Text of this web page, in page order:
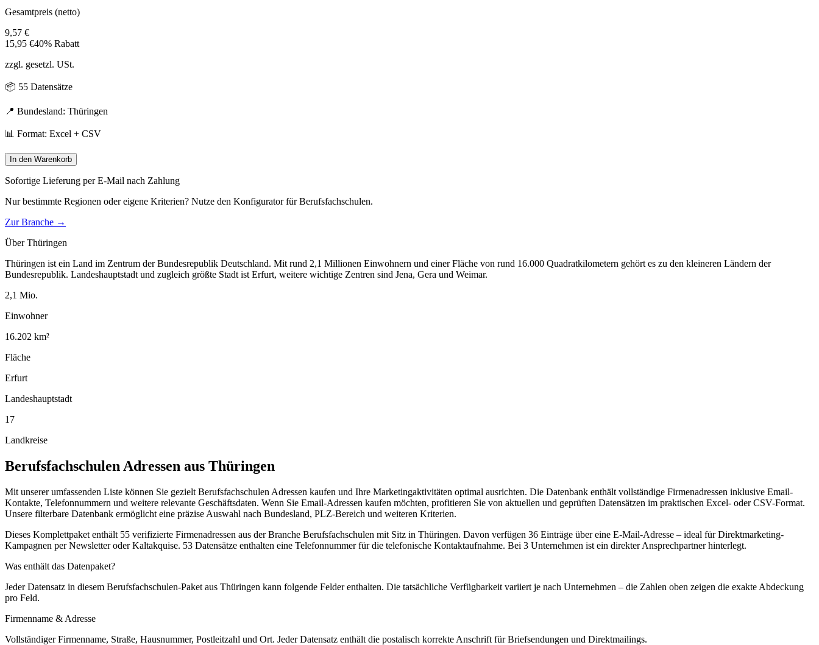
Gesamtpreis (netto)
9,57 €
15,95 €40% Rabatt
zzgl. gesetzl. USt.
📦 55 Datensätze
📍 Bundesland: Thüringen
📊 Format: Excel + CSV
In den Warenkorb
Sofortige Lieferung per E-Mail nach Zahlung
Nur bestimmte Regionen oder eigene Kriterien? Nutze den Konfigurator fürBerufsfachschulen.
Zur Branche →
ÜberThüringen
Thüringen ist ein Land im Zentrum der Bundesrepublik Deutschland. Mit rund 2,1 Millionen Einwohnern und einer Fläche von rund 16.000 Quadratkilometern gehört es zu den kleineren Ländern der
Bundesrepublik. Landeshauptstadt und zugleich größte Stadt ist Erfurt, weitere wichtige Zentren sind Jena, Gera und Weimar.
2,1 Mio.
Einwohner
16.202 km²
Fläche
Erfurt
Landeshauptstadt
17
Landkreise
Berufsfachschulen Adressen aus Thüringen
Mit unserer umfassenden Liste können Sie gezielt Berufsfachschulen Adressen kaufen und Ihre Marketingaktivitäten optimal ausrichten. Die Datenbank enthält vollständige Firmenadressen inklusive Email-
Kontakte, Telefonnummern und weitere relevante Geschäftsdaten. Wenn Sie Email-Adressen kaufen möchten, profitieren Sie von aktuellen und geprüften Datensätzen im praktischen Excel- oder CSV-Format.
Unsere filterbare Datenbank ermöglicht eine präzise Auswahl nach Bundesland, PLZ-Bereich und weiteren Kriterien.
Dieses Komplettpaket enthält 55 verifizierte Firmenadressen aus der Branche Berufsfachschulen mit Sitz in Thüringen. Davon verfügen 36 Einträge über eine E-Mail-Adresse – ideal für Direktmarketing-
Kampagnen per Newsletter oder Kaltakquise. 53 Datensätze enthalten eine Telefonnummer für die telefonische Kontaktaufnahme. Bei 3 Unternehmen ist ein direkter Ansprechpartner hinterlegt.
Was enthält das Datenpaket?
Jeder Datensatz in diesem Berufsfachschulen-Paket aus Thüringen kann folgende Felder enthalten. Die tatsächliche Verfügbarkeit variiert je nach Unternehmen – die Zahlen oben zeigen die exakte Abdeckung
pro Feld.
Firmenname & Adresse
Vollständiger Firmenname, Straße, Hausnummer, Postleitzahl und Ort. Jeder Datensatz enthält die postalisch korrekte Anschrift für Briefsendungen und Direktmailings.